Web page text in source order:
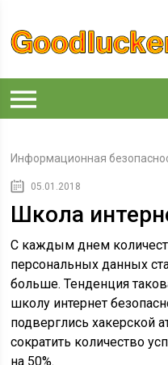
Информационная
05.01.2018
Школа
С каждым днем
персональных данных
больше. Тенденция
школу интернет
подверглись хакерской
сократить количество
на 50%.